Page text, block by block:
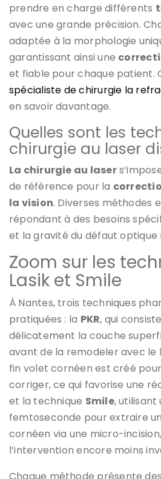
prendre en charge différents
avec une grande précision.
adaptée à la morphologie
garantissant ainsi une
et fiable pour chaque patient.
spécialiste de chirurgie la
en savoir davantage.
Quelles sont les
chirurgie au laser
La chirurgie au laser
de référence pour la
la vision. Diverses méthodes
répondant à des besoins
et la gravité du défaut optique
Zoom sur les
Lasik et Smile
À Nantes, trois techniques
pratiquées : la PKR, qui
délicatement la couche
avant de la remodeler avec le
fin volet cornéen est créé
corriger, ce qui favorise une
et la technique Smile, utilisant
femtoseconde pour extraire
cornéen via une micro-
l’intervention encore moins
Chaque méthode présente des